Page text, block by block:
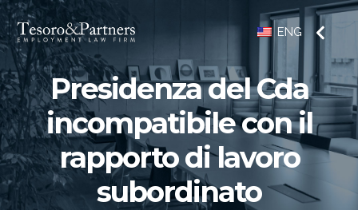
ENG
Presidenza del Cda
incompatibile con il
rapporto di lavoro
subordinato